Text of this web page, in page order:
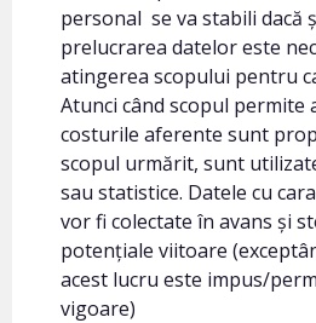
personal se va stabili dacă
prelucrarea datelor este
atingerea scopului pentru
Atunci când scopul permite
costurile aferente sunt
scopul urmărit, sunt
sau statistice. Datele cu
vor fi colectate în avans și
potențiale viitoare
acest lucru este impus/
vigoare)